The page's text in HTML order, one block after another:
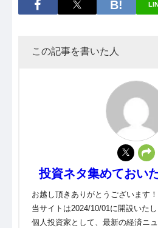
この記事を書いた人
投資ネタ集めておい
お越し頂きありがとうございます！
当サイトは2024/10/01に開設いたし
個人投資家として、最新の経済ニ